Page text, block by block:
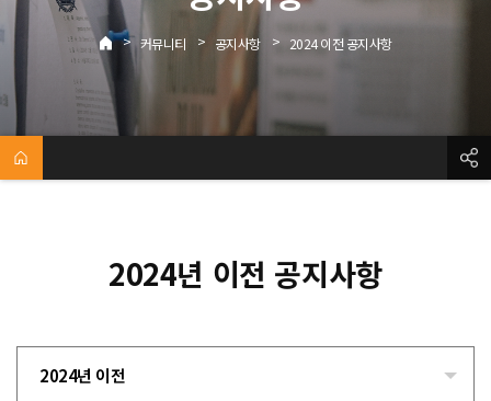
> 커뮤니티 > 공지사항 > 2024 이전 공지사항
2024년 이전 공지사항
2024년 이전